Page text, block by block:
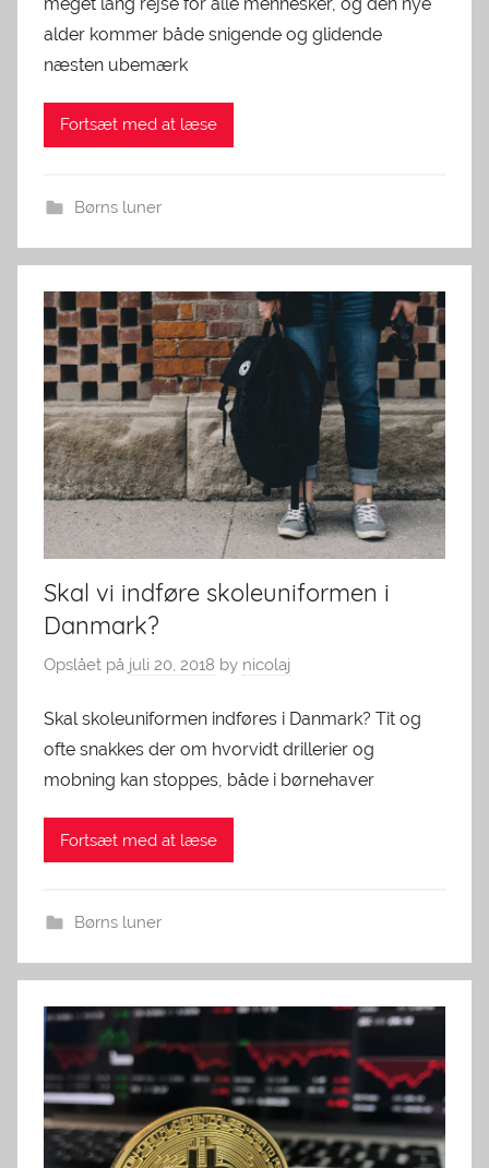
alder kommer både snigende og glidende
næsten ubemærk
Fortsæt med at læse
Børns luner
Skal vi indføre skoleuniformen i
Danmark?
Opslået på juli 20, 2018 by nicolaj
Skal skoleuniformen indføres i Danmark? Tit og
ofte snakkes der om hvorvidt drillerier og
mobning kan stoppes, både i børnehaver
Fortsæt med at læse
Børns luner